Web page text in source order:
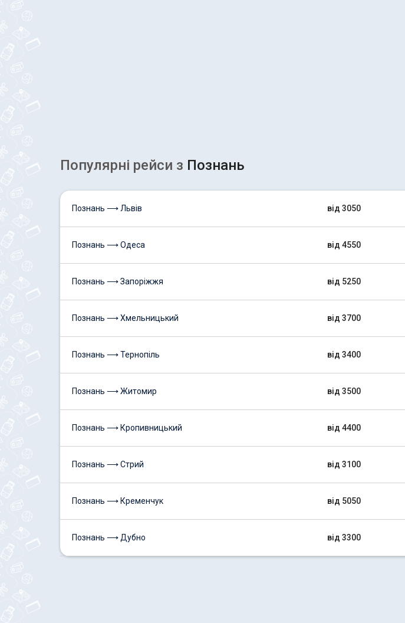
Популярні рейcи з Познань
Познань ⟶ Львів від 3050
Познань ⟶ Одеса від 4550
Познань ⟶ Запоріжжя від 5250
Познань ⟶ Хмельницький від 3700
Познань ⟶ Тернопіль від 3400
Познань ⟶ Житомир від 3500
Познань ⟶ Кропивницький від 4400
Познань ⟶ Стрий від 3100
Познань ⟶ Кременчук від 5050
Познань ⟶ Дубно від 3300